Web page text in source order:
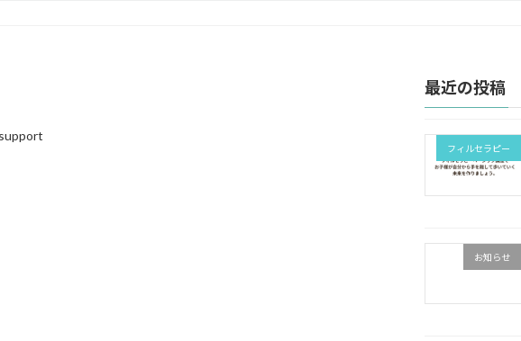
最近の投稿
フィルセラピー
お知らせ